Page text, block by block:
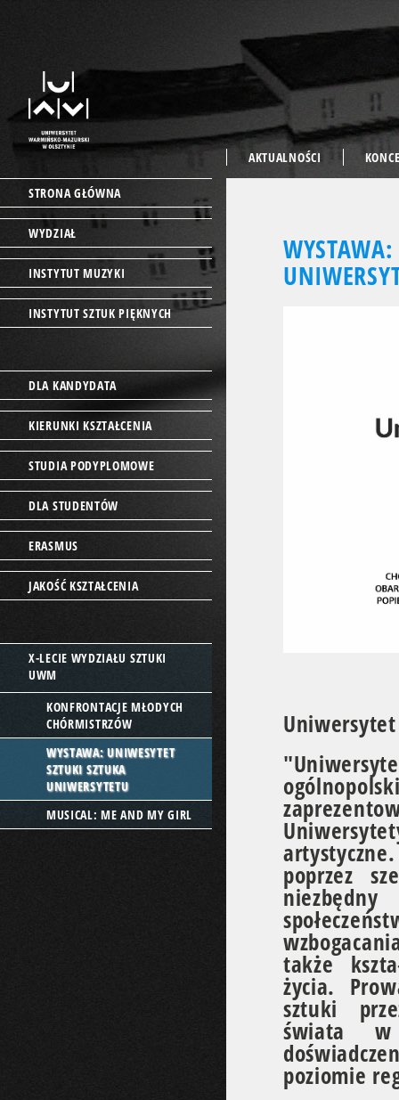
AKTUALNOŚCI
STRONA GŁÓWNA
WYDZIAŁ
INSTYTUT MUZYKI
INSTYTUT SZTUK PIĘKNYCH
DLA KANDYDATA
KIERUNKI KSZTAŁCENIA
STUDIA PODYPLOMOWE
DLA STUDENTÓW
ERASMUS
JAKOŚĆ KSZTAŁCENIA
X-LECIE WYDZIAŁU SZTUKI
UWM
KONFRONTACJE MŁODYCH
CHÓRMISTRZÓW
WYSTAWA: UNIWESYTET
SZTUKI SZTUKA
UNIWERSYTETU
MUSICAL: ME AND MY GIRL
poprzez
także
życia.
sztuki
świata w
poziomie